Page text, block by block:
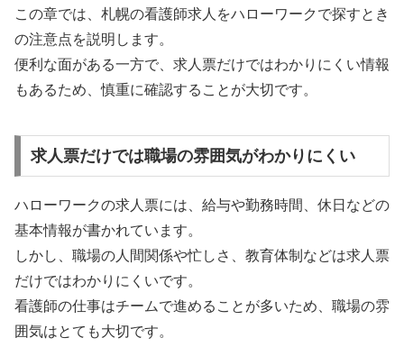
この章では、札幌の看護師求人をハローワークで探すとき
の注意点を説明します。
便利な面がある一方で、求人票だけではわかりにくい情報
もあるため、慎重に確認することが大切です。
求人票だけでは職場の雰囲気がわかりにくい
ハローワークの求人票には、給与や勤務時間、休日などの
基本情報が書かれています。
しかし、職場の人間関係や忙しさ、教育体制などは求人票
だけではわかりにくいです。
看護師の仕事はチームで進めることが多いため、職場の雰
囲気はとても大切です。